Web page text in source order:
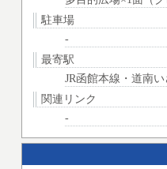
駐車場
-
最寄駅
JR函館本線・道南い
関連リンク
-